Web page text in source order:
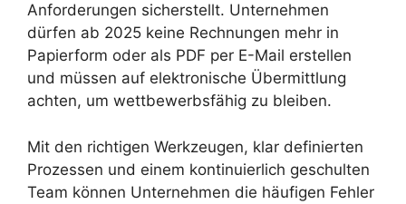
Anforderungen sicherstellt. Unternehmen
dürfen ab 2025 keine Rechnungen mehr in
Papierform oder als PDF per E-Mail erstellen
und müssen auf elektronische Übermittlung
achten, um wettbewerbsfähig zu bleiben.
Mit den richtigen Werkzeugen, klar definierten
Prozessen und einem kontinuierlich geschulten
Team können Unternehmen die häufigen Fehler